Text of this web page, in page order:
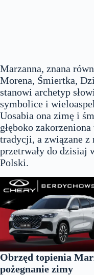
Marzanna, znana
Morena, Śmiertka,
stanowi archetyp
symbolice i
Uosabia ona zimę i
głęboko
tradycji, a związane z
przetrwały do dzisiaj
Polski.
Obrzęd topienia
pożegnanie zimy